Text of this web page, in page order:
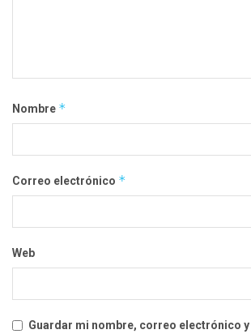
Nombre *
Correo electrónico *
Web
Guardar mi nombre, correo electrónico